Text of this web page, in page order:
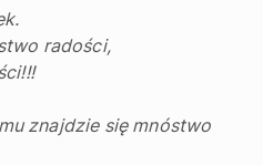
radości,
znajdzie się mnóstwo